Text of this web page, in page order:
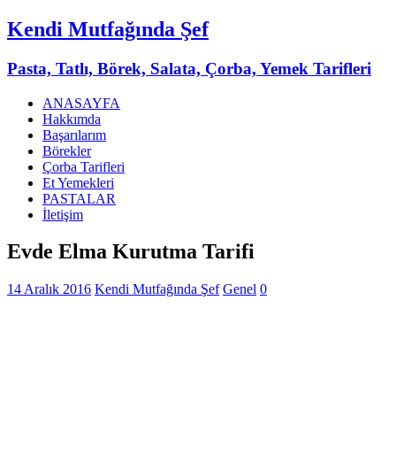
Kendi Mutfağında Şef
Pasta, Tatlı, Börek, Salata, Çorba, Yemek Tarifleri
ANASAYFA
Hakkımda
Başarılarım
Börekler
Çorba Tarifleri
Et Yemekleri
PASTALAR
İletişim
Evde Elma Kurutma Tarifi
14 Aralık 2016 Kendi Mutfağında Şef Genel 0